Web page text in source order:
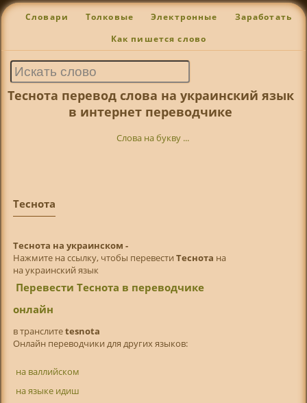
Словари Толковые Электронные Заработать
Как пишется слово
Теснота перевод слова на украинский язык
в интернет переводчике
Слова на букву ...
Теснота
Теснота на украинском -
Нажмите на ссылку, чтобы перевести Теснота на
на украинский язык
Перевести Теснота в переводчике
онлайн
в транслитetesnota
Онлайн переводчики для других языков:
на валлийском
на языке идиш